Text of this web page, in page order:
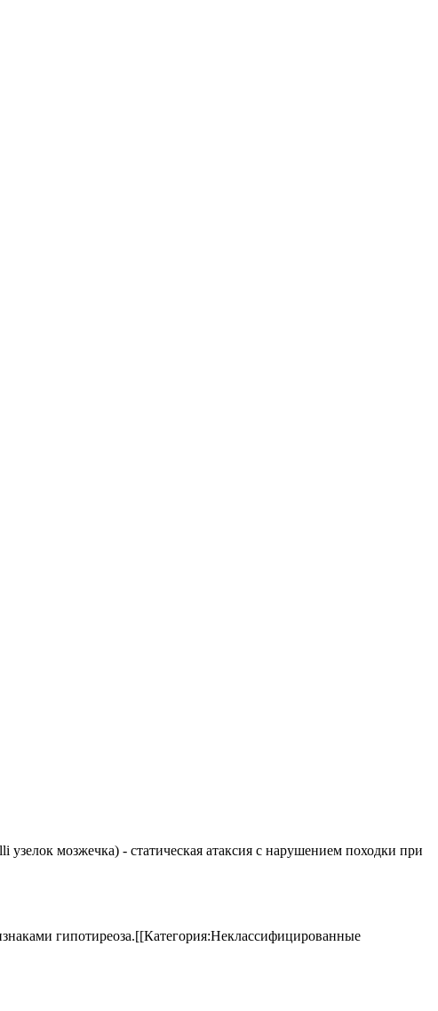
мозжечка) - статическая атаксия с нарушением походки при
гипотиреоза.[[Категория:Неклассифицированные